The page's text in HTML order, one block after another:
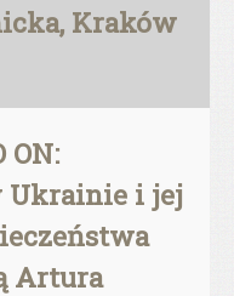
Kraków
ON:
i jej
Artura